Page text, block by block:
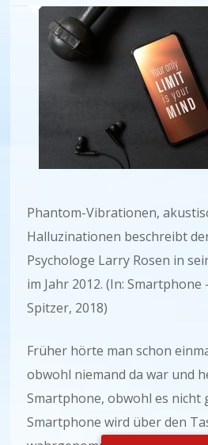
Phantom-Vibrationen,
Halluzinationen beschreibt
Psychologe Larry Rosen in
im Jahr 2012. (In:
Spitzer, 2018)
Früher hörte man schon
obwohl niemand da war und
Smartphone, obwohl es nicht
Smartphone wird über den